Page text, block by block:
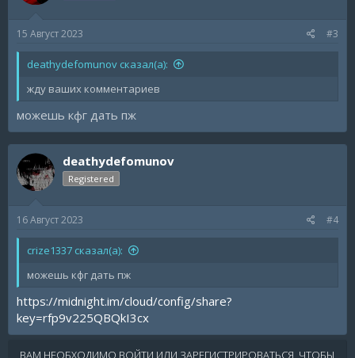
15 Август 2023 #3
deathydefomunov сказал(а):
жду ваших комментариев
можешь кфг дать пж
deathydefomunov
Registered
16 Август 2023 #4
crize1337 сказал(а):
можешь кфг дать пж
https://midnight.im/cloud/config/share?
key=rfp9v225QBQkI3cx
ВАМ НЕОБХОДИМО ВОЙТИ ИЛИ ЗАРЕГИСТРИРОВАТЬСЯ, ЧТОБЫ